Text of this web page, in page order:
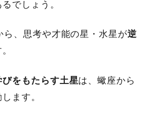
でしょう。
、思考や才能の星・水星が逆
をもたらす土星は、蠍座から
ます。